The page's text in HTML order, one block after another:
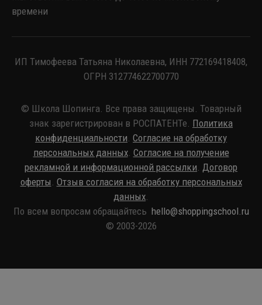
времени
ИП Тимофеева Татьяна Николаевна, ИНН 772169418408,
ОГРН 312774622700770
© Школа Шопинга. Все права защищены. Товарный
знак зарегистрирован в РОСПАТЕНТе. Политика
конфиденциальности. Согласие на обработку
персональных данных. Согласие на получение
рекламной и информационной рассылки. Договор
оферты . Отзыв согласия на обработку персональных
данных.
По всем вопросам обращайтесь hello@shoppingschool.ru
© 2003-2026